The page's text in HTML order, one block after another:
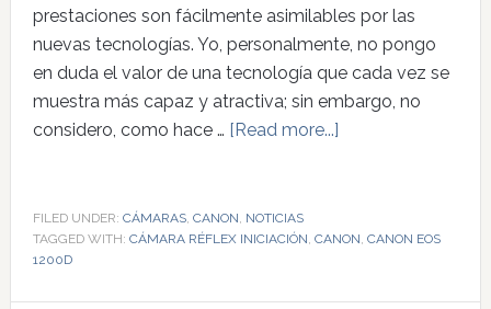
prestaciones son fácilmente asimilables por las
nuevas tecnologías. Yo, personalmente, no pongo
en duda el valor de una tecnología que cada vez se
muestra más capaz y atractiva; sin embargo, no
considero, como hace … [Read more...]
FILED UNDER: CÁMARAS, CANON, NOTICIAS
TAGGED WITH: CÁMARA RÉFLEX INICIACIÓN, CANON, CANON EOS
1200D